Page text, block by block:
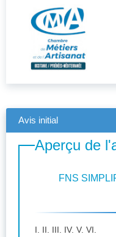
Avis initial
Aperçu de
FNS
I. II. III. IV. V. VI.